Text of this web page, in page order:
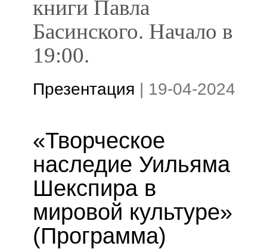
книги Павла
Басинского. Начало в
19:00.
Презентация | 19-04-2024
«Творческое
наследие Уильяма
Шекспира в
мировой культуре»
(Программа)